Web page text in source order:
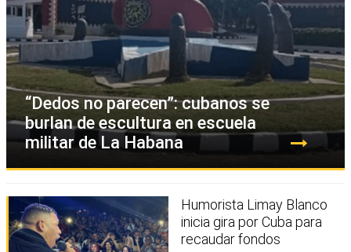
“Dedos no parecen”: cubanos se
burlan de escultura en escuela
militar de La Habana
Humorista Limay Blanco
inicia gira por Cuba para
recaudar fondos